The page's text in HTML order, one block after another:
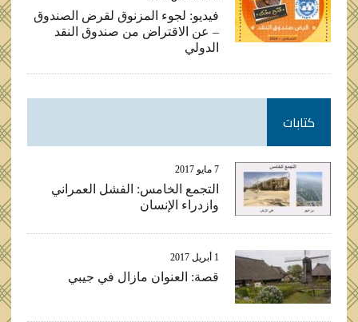
فيديو: لجوء المزنوق لقرض الصندوق
– عن الاقتراض من صندوق النقد
الدولي
كتابات
7 مايو 2017
التجمع الخامس: الفشل العمراني
وازدراء الإنسان
1 أبريل 2017
قصة: العنوان مازال في جيبي